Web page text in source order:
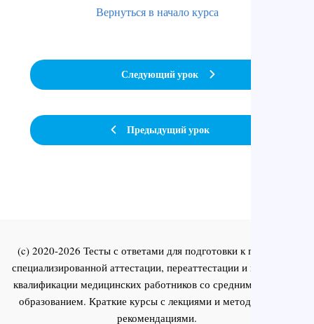
Предыдущий урок
Вернуться в начало курса
Следующий урок
(c) 2020-2026 Тесты с ответами для подготовки к первичной
специализированной аттестации, переаттестации и повышения
квалификации медицинских работников со средним и высшим
образованием. Краткие курсы с лекциями и методическими
рекомендациями.